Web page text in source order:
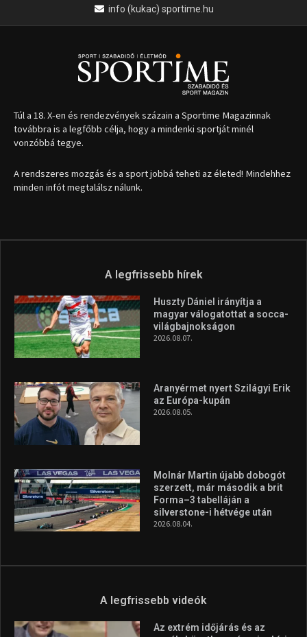
info (kukac) sportime.hu
Túl a 18. X-en és rendezvények százain a Sportime Magazinnak
továbbra is a legfőbb célja, hogy a mindenki sportját minél
vonzóbbá tegye.
A rendszeres mozgás és a sport jobbá teheti az életed! Mindehhez
minden infót megtalálsz nálunk.
A legfrissebb hírek
Huszty Dániel irányítja a
magyar válogatottat a socca-
világbajnokságon
2026.08.07.
Aranyérmet nyert Szilágyi Erik
az Európa-kupán
2026.08.05.
Molnár Martin újabb dobogót
szerzett, már második a brit
Forma–3 tabelláján a
silverstone-i hétvége után
2026.08.04.
A legfrissebb videók
Az extrém időjárás és az